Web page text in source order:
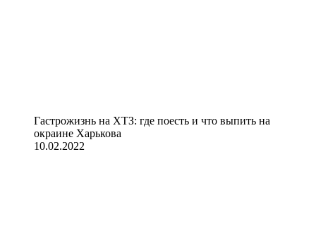
Гастрожизнь на ХТЗ: где поесть и что выпить на
окраине Харькова
10.02.2022